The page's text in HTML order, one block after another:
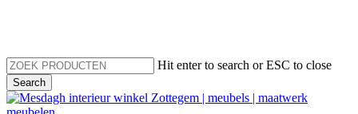
content
Hit enter to search or ESC to close
Search
Close
Search